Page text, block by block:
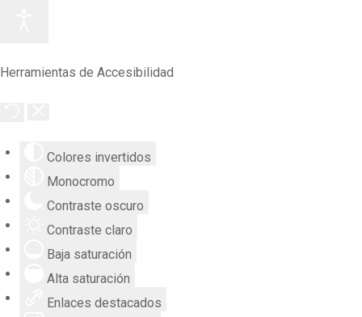
Herramientas de Accesibilidad
Colores invertidos
Monocromo
Contraste oscuro
Contraste claro
Baja saturación
Alta saturación
Enlaces destacados